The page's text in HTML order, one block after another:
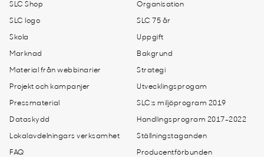
SLC Shop
SLC logo
Skola
Marknad
Material från webbinarier
Projekt och kampanjer
Pressmaterial
Dataskydd
Lokalavdelningars verksamhet
FAQ
Organisation
SLC 75 år
Uppgift
Bakgrund
Strategi
Utvecklingsprogam
SLC:s miljöprogram 2019
Handlingsprogram 2017-2022
Ställningstaganden
Producentförbunden